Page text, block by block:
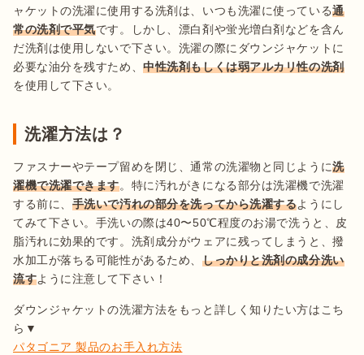
ャケットの洗濯に使用する洗剤は、いつも洗濯に使っている通
常の洗剤で平気です。しかし、漂白剤や蛍光増白剤などを含ん
だ洗剤は使用しないで下さい。洗濯の際にダウンジャケットに
必要な油分を残すため、中性洗剤もしくは弱アルカリ性の洗剤
を使用して下さい。
洗濯方法は？
ファスナーやテープ留めを閉じ、通常の洗濯物と同じように洗
濯機で洗濯できます。特に汚れがきになる部分は洗濯機で洗濯
する前に、 手洗いで汚れの部分を洗ってから洗濯するようにし
てみて下さい。手洗いの際は40〜50℃程度のお湯で洗うと、皮
脂汚れに効果的です。洗剤成分がウェアに残ってしまうと、撥
水加工が落ちる可能性があるため、 しっかりと洗剤の成分洗い
流すように注意して下さい！
ダウンジャケットの洗濯方法をもっと詳しく知りたい方はこち
パタゴニア 製品のお手入れ方法